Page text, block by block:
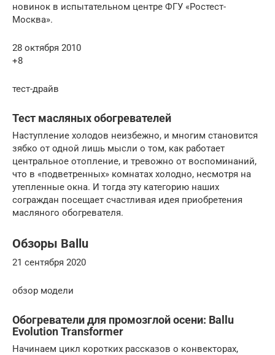
новинок в испытательном центре ФГУ «Ростест-
Москва».
28 октября 2010
+8
тест-драйв
Тест масляных обогревателей
Наступление холодов неизбежно, и многим становится
зябко от одной лишь мысли о том, как работает
центральное отопление, и тревожно от воспоминаний,
что в «подветренных» комнатах холодно, несмотря на
утепленные окна. И тогда эту категорию наших
сограждан посещает счастливая идея приобретения
масляного обогревателя.
Обзоры Ballu
21 сентября 2020
обзор модели
Обогреватели для промозглой осени: Ballu
Evolution Transformer
Начинаем цикл коротких рассказов о конвекторах,